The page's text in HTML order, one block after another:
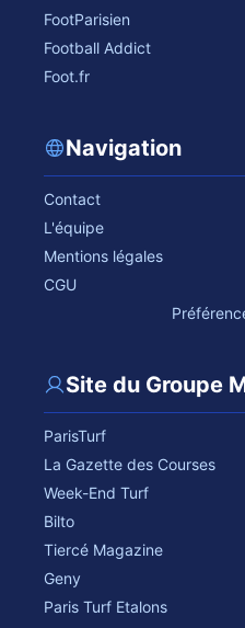
FootParisien
Football Addict
Foot.fr
Navigation
Contact
L'équipe
Mentions légales
CGU
Site du Groupe
ParisTurf
La Gazette des Courses
Week-End Turf
Bilto
Tiercé Magazine
Geny
Paris Turf Etalons